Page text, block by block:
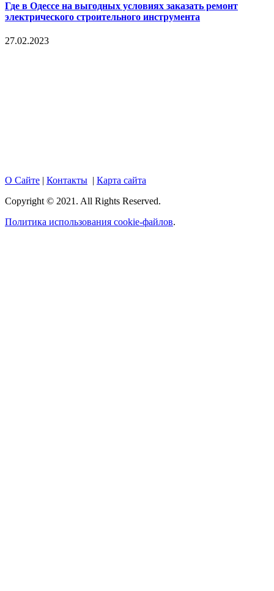
Где в Одессе на выгодных условиях заказать ремонт
электрического строительного инструмента
27.02.2023
О Сайте | Контакты | Карта сайта
Copyright © 2021. All Rights Reserved.
Политика использования cookie-файлов.